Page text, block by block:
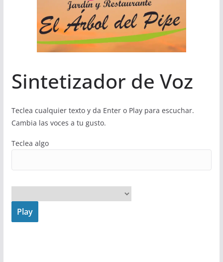
Sintetizador de Voz
Teclea cualquier texto y da Enter o Play para escuchar.
Cambia las voces a tu gusto.
Teclea algo
Play